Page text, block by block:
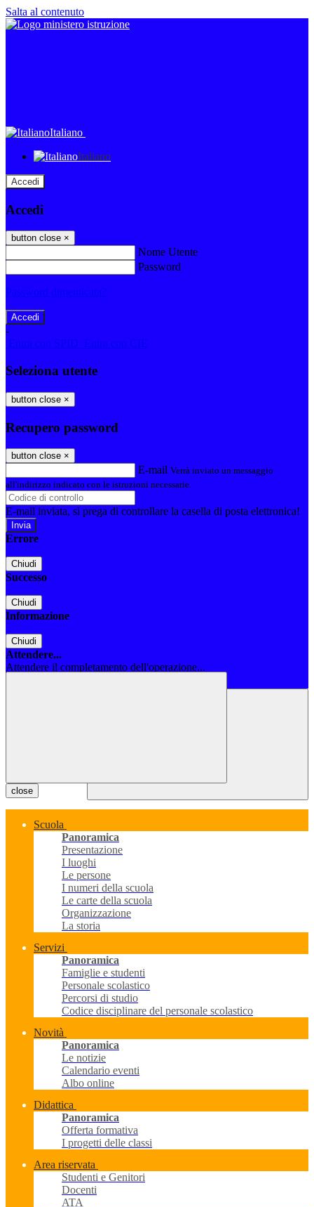
Salta al contenuto
Italiano
Italiano
Accedi
Accedi
button close ×
Nome Utente
Password
Password dimenticata?
-
Entra con SPID
Entra con CIE
Seleziona utente
button close ×
Recupero password
button close ×
E-mail Verrà inviato un messaggio
all'indirizzo indicato con le istruzioni necessarie.
E-mail inviata, si prega di controllare la casella di posta elettronica!
Errore
Chiudi
Successo
Chiudi
Informazione
Chiudi
Attendere...
Attendere il completamento dell'operazione...
close
Scuola
Panoramica
Presentazione
I luoghi
Le persone
I numeri della scuola
Le carte della scuola
Organizzazione
La storia
Servizi
Panoramica
Famiglie e studenti
Personale scolastico
Percorsi di studio
Codice disciplinare del personale scolastico
Novità
Panoramica
Le notizie
Calendario eventi
Albo online
Didattica
Panoramica
Offerta formativa
I progetti delle classi
Area riservata
Studenti e Genitori
Docenti
ATA